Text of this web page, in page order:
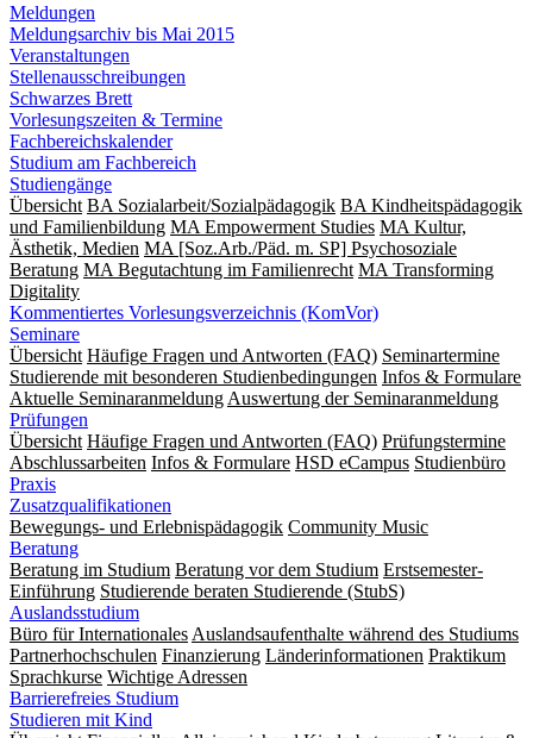
Meldungen
Meldungsarchiv bis Mai 2015
Veranstaltungen
Stellenausschreibungen
Schwarzes Brett
Vorlesungszeiten & Termine
Fachbereichskalender
Studium am Fachbereich
Studiengänge
Übersicht BA Sozialarbeit/Sozialpädagogik BA Kindheitspädagogik
und Familienbildung MA Empowerment Studies MA Kultur,
Ästhetik, Medien MA [Soz.Arb./Päd. m. SP] Psychosoziale
Beratung MA Begut­ach­tung im Fami­lien­recht MA Transforming
Digitality
Kommentiertes Vorlesungsverzeichnis (KomVor)
Seminare
Übersicht Häufige Fragen und Antworten (FAQ) Seminartermine
Studierende mit besonderen Studienbedingungen Infos & Formulare
Aktuelle Seminaranmeldung Auswertung der Seminaranmeldung
Prüfungen
Übersicht Häufige Fragen und Antworten (FAQ) Prüfungstermine
Abschlussarbeiten Infos & Formulare HSD eCampus Studienbüro
Praxis
Zusatzqualifikationen
Bewegungs- und Erlebnispädagogik Community Music
Beratung
Beratung im Studium Beratung vor dem Studium Erstsemester-
Einführung Studierende beraten Studierende (StubS)
Auslandsstudium
Büro für Internationales Auslandsaufenthalte während des Studiums
Partnerhochschulen Finanzierung Länderinformationen Praktikum
Sprachkurse Wichtige Adressen
Barrierefreies Studium
Studieren mit Kind